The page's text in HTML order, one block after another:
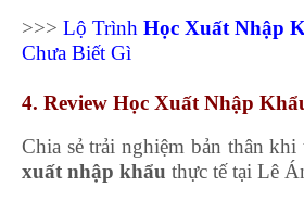
>>> Lộ Trình Học Xuất Nhập
Chưa Biết Gì
4. Review Học Xuất Nhập
Chia sẻ trải nghiệm bản thân
xuất nhập khẩu thực tế tại Lê